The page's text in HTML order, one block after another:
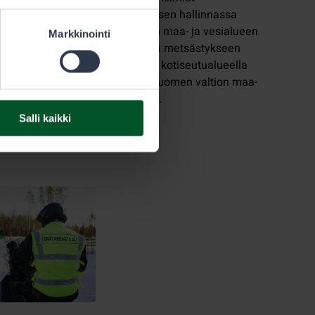
Markkinointi
Salli kaikki
sudesta.
ilmi, että
Metsähallituksen hallinnassa
olevan valtion maa- ja vesialueen
käyttämisestä metsästykseen
saamelaisten kotiseutualueella
sekä muilla Suomen valtion maa-
ja vesialueilla.